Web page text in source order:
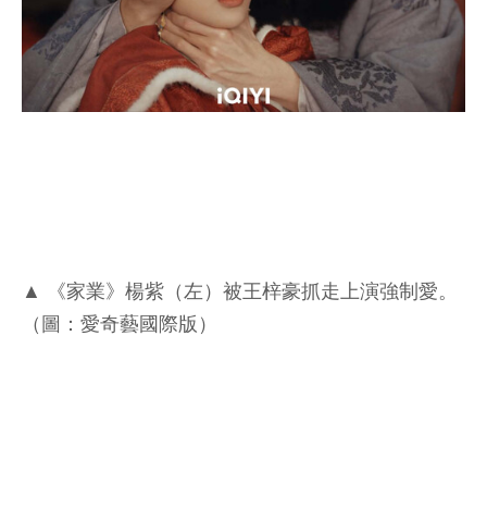
▲ 《家業》楊紫（左）被王梓豪抓走上演強制愛。
（圖：愛奇藝國際版）